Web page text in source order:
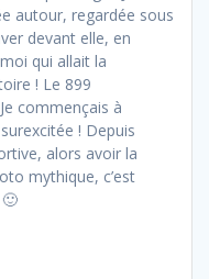
autour, regardée sous
devant elle, en
qui allait la
! Le 899
commençais à
! Depuis
alors avoir la
mythique, c’est